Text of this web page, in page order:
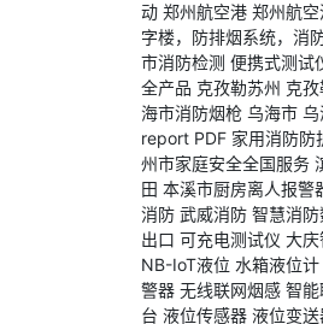
动 郑州航空港 郑州航
字楼，防排烟系统，消
市消防检测 便携式测试
全产品 克孜勒苏州 克
海市消防烟枪 乌海市 乌
report PDF 家用消防防
州市家庭安全全国服务
田 本溪市厨房离人报警
消防 武威消防 智慧消
出口 可充电测试仪 大
NB-IoT液位 水箱液位计
警器 无线联网烟感 智
台 液位传感器 液位变送